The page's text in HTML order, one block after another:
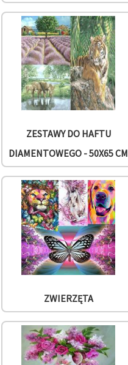
ZESTAWY DO HAFTU
DIAMENTOWEGO - 50X65 CM
ZWIERZĘTA